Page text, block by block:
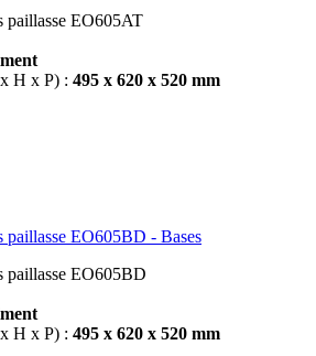
paillasse EO605AT
H x P) : 495 x 620 x 520 mm
paillasse EO605BD - Bases
paillasse EO605BD
H x P) : 495 x 620 x 520 mm